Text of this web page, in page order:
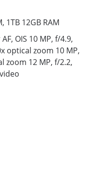
1TB 12GB RAM
OIS 10 MP, f/4.9,
optical zoom 10 MP,
zoom 12 MP, f/2.2,